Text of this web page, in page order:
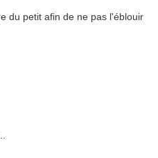
du petit afin de ne pas l'éblouir